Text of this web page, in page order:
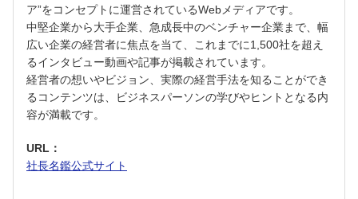
ア”をコンセプトに運営されているWebメディアです。
中堅企業から大手企業、急成長中のベンチャー企業まで、幅
広い企業の経営者に焦点を当て、これまでに1,500社を超え
るインタビュー動画や記事が掲載されています。
経営者の想いやビジョン、実際の経営手法を知ることができ
るコンテンツは、ビジネスパーソンの学びやヒントとなる内
容が満載です。
URL：
社長名鑑公式サイト